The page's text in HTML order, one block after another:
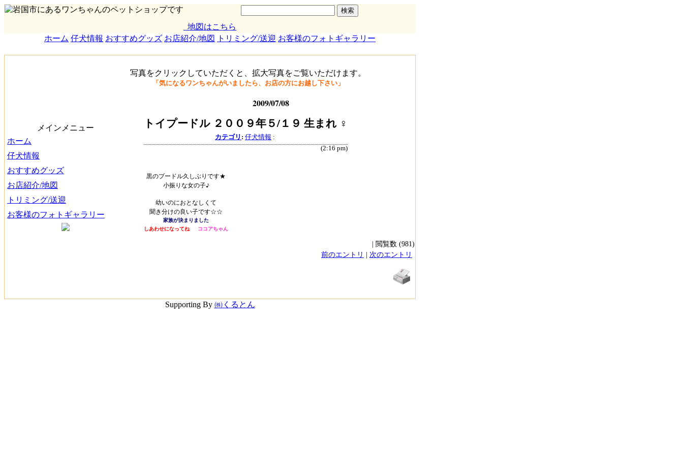
地図はこちら
ホーム 仔犬情報 おすすめグッズ お店紹介/地図 トリミング/送迎 お客様のフォトギャラリー
メインメニュー
ホーム
仔犬情報
おすすめグッズ
お店紹介/地図
トリミング/送迎
お客様のフォトギャラリー
写真をクリックしていただくと、拡大写真をご覧いただけます。
「気になるワンちゃんがいましたら、お店の方にお越し下さい」
2009/07/08
トイプードル ２００９年５/１９ 生まれ ♀
カテゴリ : 仔犬情報 :
(2:16 pm)
黒のプードル久しぶりです★
小振りな女の子♪
幼いのにおとなしくて
聞き分けの良い子です☆☆
家族が決まりました
しあわせになってね
ココアちゃん
| 閲覧数 (981)
前のエントリ | 次のエントリ
Supporting By ㈱くるとん